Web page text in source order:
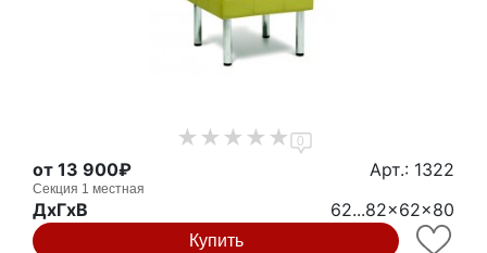
0
от 13 900₽ Арт.: 1322
Секция 1 местная
ДxГxВ 62...82x62x80
Купить